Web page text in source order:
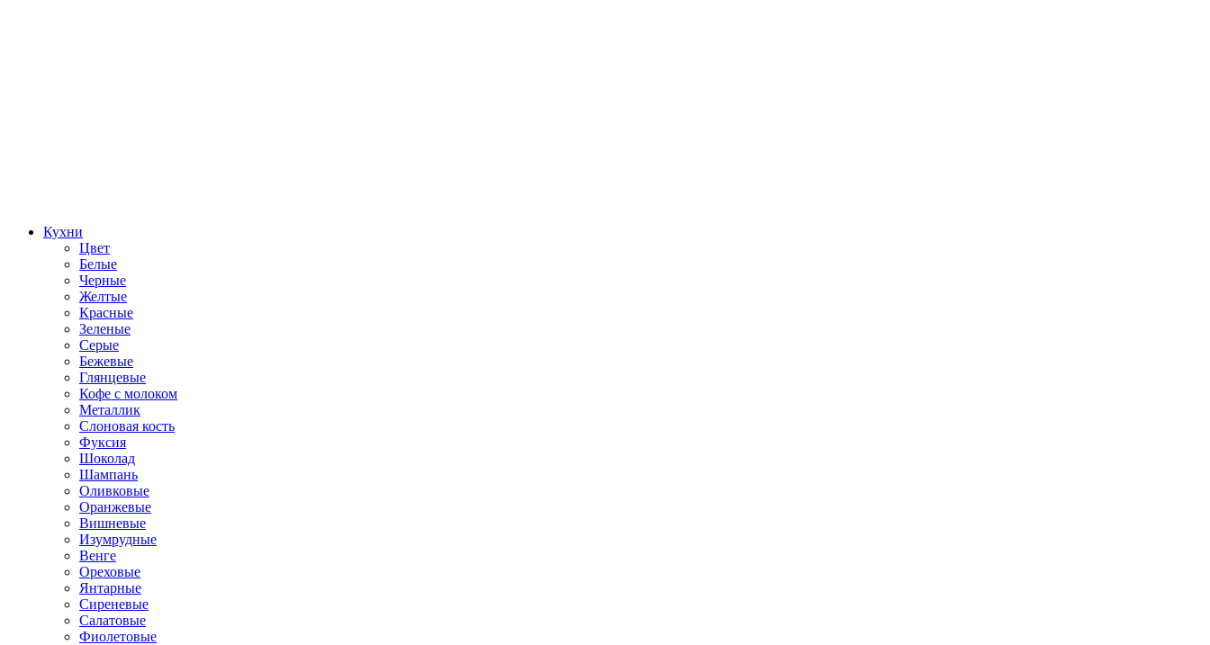
Кухни
Цвет
Белые
Черные
Желтые
Красные
Зеленые
Серые
Бежевые
Глянцевые
Кофе с молоком
Металлик
Слоновая кость
Фуксия
Шоколад
Шампань
Оливковые
Оранжевые
Вишневые
Изумрудные
Венге
Ореховые
Янтарные
Сиреневые
Салатовые
Фиолетовые